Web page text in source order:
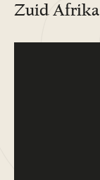
Zuid Afrika